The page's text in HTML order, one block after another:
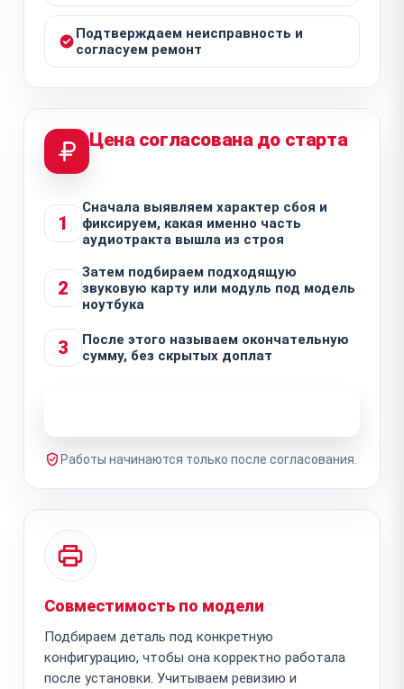
Подтверждаем неисправность и
согласуем ремонт
Цена согласована до старта
1
Сначала выявляем характер сбоя и
фиксируем, какая именно часть
аудиотракта вышла из строя
2
Затем подбираем подходящую
звуковую карту или модуль под модель
ноутбука
3
После этого называем окончательную
сумму, без скрытых доплат
Работы начинаются только после согласования.
Совместимость по модели
Подбираем деталь под конкретную
конфигурацию, чтобы она корректно работала
после установки. Учитываем ревизию и